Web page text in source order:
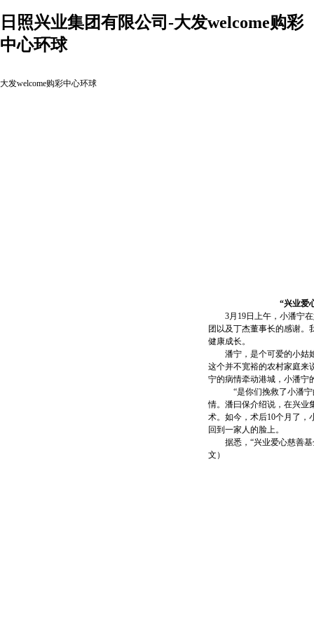
日照兴业集团有限公司-大发welcome购彩
中心环球
大发welcome购彩中心环球
“兴业爱
3月19日上午，小潘宁在
团以及丁杰董事长的感谢
健康成长。
潘宁，是个可爱的小姑娘
这个并不宽裕的农村家庭来
宁的病情牵动港城，小潘宁
“是你们挽救了小潘宁的
情。潘曰保介绍说，在兴业
术。如今，术后10个月了，
回到一家人的脸上。
据悉，“兴业爱心慈善基
文）